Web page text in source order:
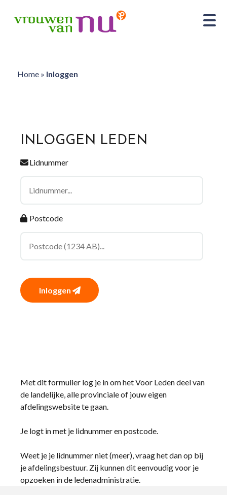
Home» Inloggen
INLOGGEN LEDEN
Lidnummer
Postcode
Inloggen
Met dit formulier log je in om het Voor Leden deel van
de landelijke, alle provinciale of jouw eigen
afdelingswebsite te gaan.
Je logt in met je lidnummer en postcode.
Weet je je lidnummer niet (meer), vraag het dan op bij
je afdelingsbestuur. Zij kunnen dit eenvoudig voor je
opzoeken in de ledenadministratie.